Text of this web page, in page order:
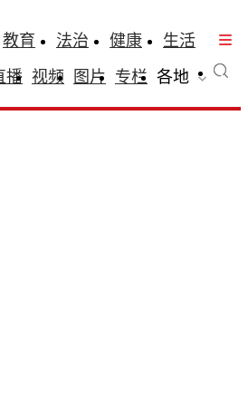
教育 法治 健康
生活
播 视频 图片 专栏 各地